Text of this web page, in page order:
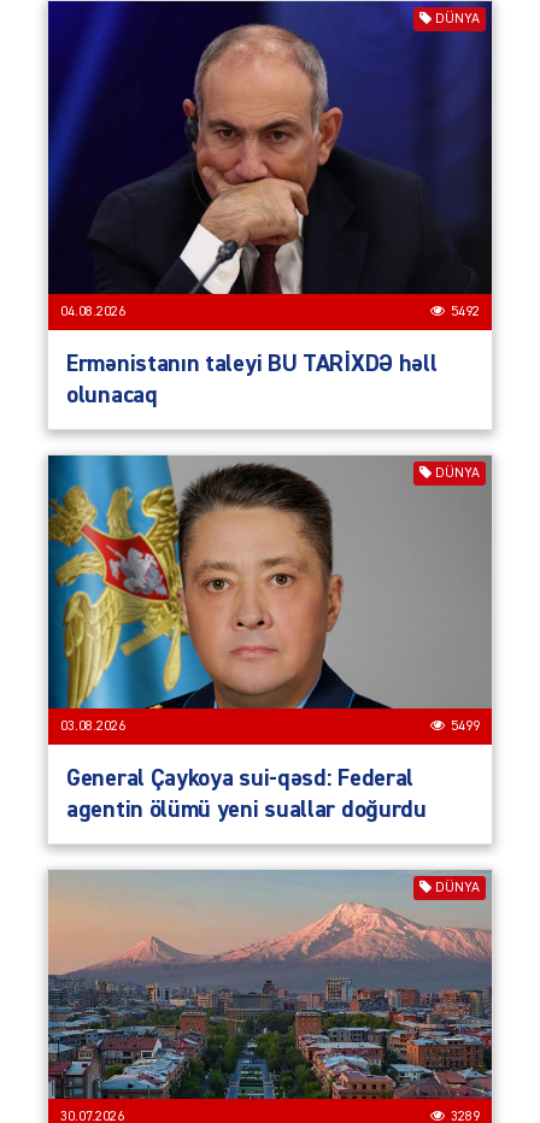
DÜNYA
04.08.2026 5492
Ermənistanın taleyi BU TARİXDƏ həll
olunacaq
DÜNYA
03.08.2026 5499
General Çaykoya sui-qəsd: Federal
agentin ölümü yeni suallar doğurdu
DÜNYA
30.07.2026 3289